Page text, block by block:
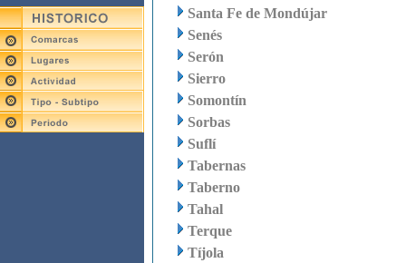
Santa Fe de Mondújar
Senés
Serón
Sierro
Somontín
Sorbas
Suflí
Tabernas
Taberno
Tahal
Terque
Tíjola